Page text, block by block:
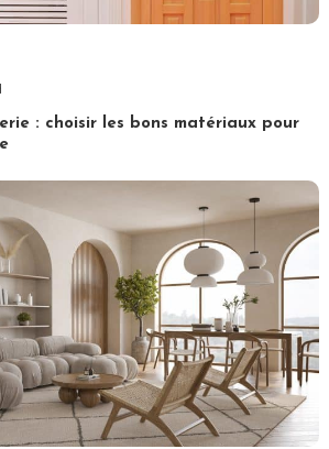
: choisir les bons matériaux pour